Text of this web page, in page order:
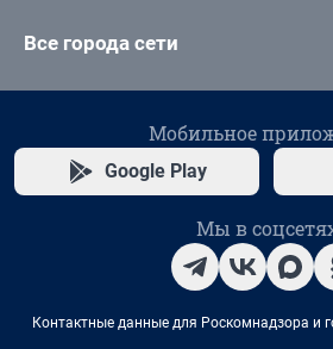
Все города сети
Мобильное
Google Play
Мы в
Контактные данные для Роскомнадзора и